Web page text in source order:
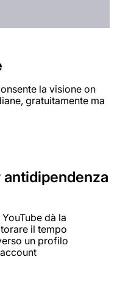
la visione on
gratuitamente ma
antidipendenza
dà la
il tempo
un profilo